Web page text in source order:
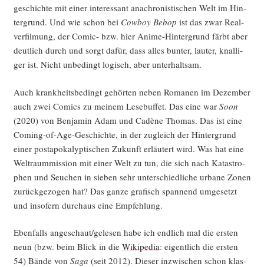
ge­schich­te mit einer inter­es­sant ana­chro­nis­ti­schen Welt im Hin­
ter­grund. Und wie schon bei Cow­boy Bebop ist das zwar Real­
ver­fil­mung, der Comic- bzw. hier Ani­me-Hin­ter­grund färbt aber
deut­lich durch und sorgt dafür, dass alles bun­ter, lau­ter, knal­li­
ger ist. Nicht unbe­dingt logisch, aber unterhaltsam.
Auch krank­heits­be­dingt gehör­ten neben Roma­nen im Dezem­ber
auch zwei Comics zu mei­nem Lese­buf­fet. Das eine war Soon
(2020) von Ben­ja­min Adam und Cadè­ne Tho­mas. Das ist eine
Coming-of-Age-Geschich­te, in der zugleich der Hin­ter­grund
einer post­apo­ka­lyp­ti­schen Zukunft erläu­tert wird. Was hat eine
Welt­raum­mis­si­on mit einer Welt zu tun, die sich nach Kata­stro­
phen und Seu­chen in sie­ben sehr unter­schied­li­che urba­ne Zonen
zurück­ge­zo­gen hat? Das gan­ze gra­fisch span­nend umge­setzt
und inso­fern durch­aus eine Empfehlung.
Eben­falls angeschaut/gelesen habe ich end­lich mal die ers­ten
neun (bzw. beim Blick in die Wiki­pe­dia: eigent­lich die ers­ten
54) Bän­de von Saga (seit 2012). Die­ser inzwi­schen schon klas­